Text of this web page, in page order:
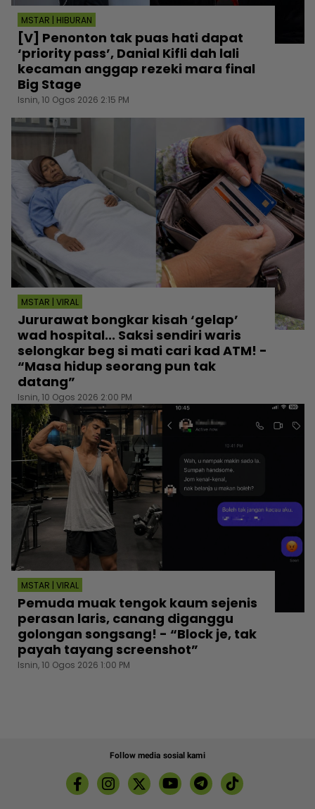
MSTAR | HIBURAN
[V] Penonton tak puas hati dapat
‘priority pass’, Danial Kifli dah lali
kecaman anggap rezeki mara final
Big Stage
Isnin, 10 Ogos 2026 2:15 PM
MSTAR | VIRAL
Jururawat bongkar kisah ‘gelap’
wad hospital... Saksi sendiri waris
selongkar beg si mati cari kad ATM! -
“Masa hidup seorang pun tak
datang”
Isnin, 10 Ogos 2026 2:00 PM
MSTAR | VIRAL
Pemuda muak tengok kaum sejenis
perasan laris, canang diganggu
golongan songsang! - “Block je, tak
payah tayang screenshot”
Isnin, 10 Ogos 2026 1:00 PM
Follow media sosial kami